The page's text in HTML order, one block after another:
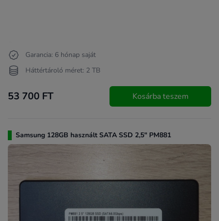
Garancia: 6 hónap saját
Háttértároló méret: 2 TB
53 700 FT Kosárba teszem
Samsung 128GB használt SATA SSD 2,5" PM881